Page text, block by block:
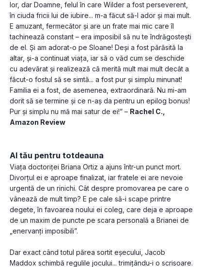
lor, dar Doamne, felul în care Wilder a fost perseverent,
în ciuda fricii lui de iubire... m-a făcut să-l ador și mai mult.
E amuzant, fermecător și are un frate mai mic care îl
tachinează constant – era imposibil să nu te îndrăgostești
de el. Și am adorat-o pe Sloane! Deși a fost părăsită la
altar, și-a continuat viața, iar să o văd cum se deschide
cu adevărat și realizează că merită mult mai mult decât a
făcut-o fostul să se simtă... a fost pur și simplu minunat!
Familia ei a fost, de asemenea, extraordinară. Nu mi-am
dorit să se termine și ce n-aș da pentru un epilog bonus!
Pur și simplu nu mă mai satur de ei!” – Rachel C.,
Amazon Review
Al tău pentru totdeauna
Viața doctoriței Briana Ortiz a ajuns într-un punct mort.
Divorțul ei e aproape finalizat, iar fratele ei are nevoie
urgentă de un rinichi. Cât despre promovarea pe care o
vânează de mult timp? E pe cale să-i scape printre
degete, în favoarea noului ei coleg, care deja e aproape
de un maxim de puncte pe scara personală a Brianei de
„enervanți imposibili”.
Dar exact când totul părea sortit eșecului, Jacob
Maddox schimbă regulile jocului... trimițându-i o scrisoare.